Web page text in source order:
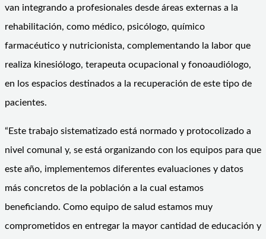
van integrando a profesionales desde áreas externas a la
rehabilitación, como médico, psicólogo, químico
farmacéutico y nutricionista, complementando la labor que
realiza kinesiólogo, terapeuta ocupacional y fonoaudiólogo,
en los espacios destinados a la recuperación de este tipo de
pacientes.
“Este trabajo sistematizado está normado y protocolizado a
nivel comunal y, se está organizando con los equipos para que
este año, implementemos diferentes evaluaciones y datos
más concretos de la población a la cual estamos
beneficiando. Como equipo de salud estamos muy
comprometidos en entregar la mayor cantidad de educación y